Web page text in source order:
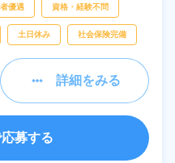
優遇 資格・経験不問
土日休み 社会保険完備
詳細をみる
募する